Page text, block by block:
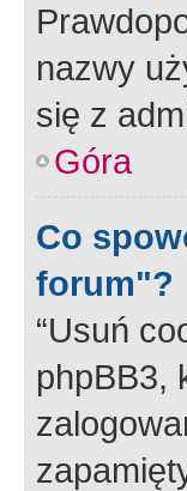
nazwy
się z
Góra
Co
forum"?
“Usuń
phpBB3,